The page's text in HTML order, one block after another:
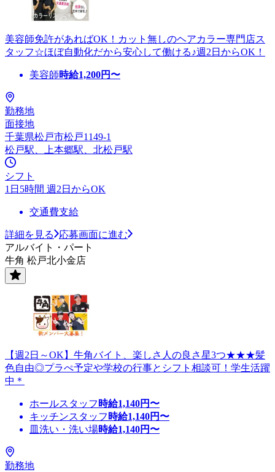
美容師免許があればOK！カット無しのヘアカラー専門店ス
タッフ☆ほぼ自動化だから安心して働ける♪週2日からOK！
美容師時給1,200円〜
勤務地
面接地
千葉県松戸市松戸1149-1
松戸駅、上本郷駅、北松戸駅
シフト
1日5時間 週2日からOK
交通費支給
詳細を見る
応募画面に進む
アルバイト・パート
牛角 松戸北小金店
【週2日～OK】牛角バイト、楽しさ人の良さ星3つ★★★髪
色自由◎プラぺ予定や学校の行事とシフト相談可！学生活躍
中＊
ホールスタッフ 時給1,140円〜
キッチンスタッフ 時給1,140円〜
皿洗い・洗い場時給1,140円〜
勤務地